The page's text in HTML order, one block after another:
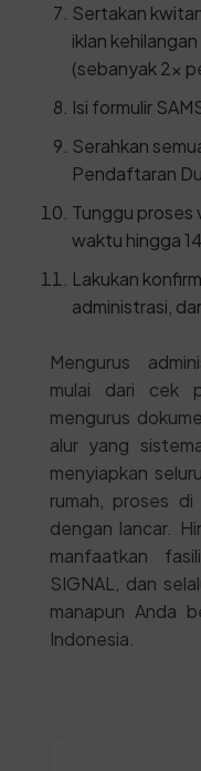
Sertakan
iklan
(sebanyak 2x
Isi formulir
Serahkan
Pendaftaran
Tunggu proses
waktu hingga
Lakukan
administrasi,
Mengurus
mulai dari cek
mengurus
alur yang
menyiapkan
rumah, proses di
dengan lancar.
manfaatkan
SIGNAL, dan
manapun Anda
Indonesia.